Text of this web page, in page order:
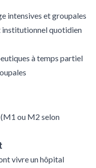
intensives et groupales
quotidien
à temps partiel
ou M2 selon
vivre un hôpital